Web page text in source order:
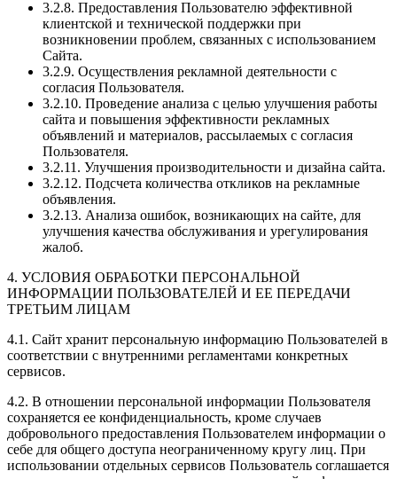
3.2.8. Предоставления Пользователю эффективной
клиентской и технической поддержки при
возникновении проблем, связанных с использованием
Сайта.
3.2.9. Осуществления рекламной деятельности с
согласия Пользователя.
3.2.10. Проведение анализа с целью улучшения работы
сайта и повышения эффективности рекламных
объявлений и материалов, рассылаемых с согласия
Пользователя.
3.2.11. Улучшения производительности и дизайна сайта.
3.2.12. Подсчета количества откликов на рекламные
объявления.
3.2.13. Анализа ошибок, возникающих на сайте, для
улучшения качества обслуживания и урегулирования
жалоб.
4. УСЛОВИЯ ОБРАБОТКИ ПЕРСОНАЛЬНОЙ
ИНФОРМАЦИИ ПОЛЬЗОВАТЕЛЕЙ И ЕЕ ПЕРЕДАЧИ
ТРЕТЬИМ ЛИЦАМ
4.1. Сайт хранит персональную информацию Пользователей в
соответствии с внутренними регламентами конкретных
сервисов.
4.2. В отношении персональной информации Пользователя
сохраняется ее конфиденциальность, кроме случаев
добровольного предоставления Пользователем информации о
себе для общего доступа неограниченному кругу лиц. При
использовании отдельных сервисов Пользователь соглашается